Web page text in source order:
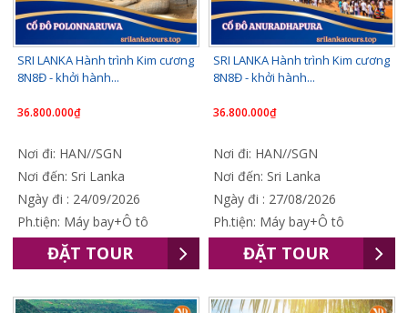
SRI LANKA Hành trình Kim cương
8N8Đ - khởi hành...
36.800.000₫
Nơi đi: HAN//SGN
Nơi đến: Sri Lanka
Ngày đi : 24/09/2026
Ph.tiện: Máy bay+Ô tô
ĐẶT TOUR
SRI LANKA Hành trình Kim cương
8N8Đ - khởi hành...
36.800.000₫
Nơi đi: HAN//SGN
Nơi đến: Sri Lanka
Ngày đi : 27/08/2026
Ph.tiện: Máy bay+Ô tô
ĐẶT TOUR